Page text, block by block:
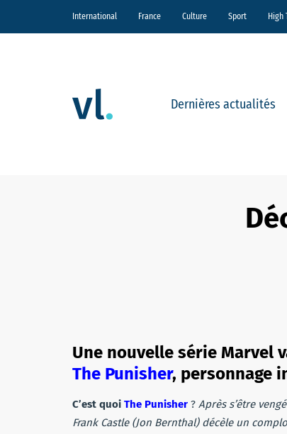
International France Culture Sport High
Dernières actualités
Une nouvelle série Marvel
The Punisher, personnage
C’est quoi The Punisher ? Après s’être
Frank Castle (Jon Bernthal) décèle un